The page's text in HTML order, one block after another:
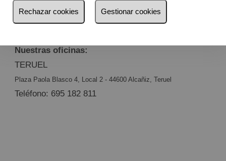
inmueble, rellene el siguiente formulario y nos
pondremos en contacto con usted con la mayor
brevedad posible.
Nuestras oficinas:
TERUEL
Plaza Paola Blasco 4, Local 2 - 44600 Alcañiz, Teruel
Teléfono: 695 182 811
Rechazar cookies Gestionar cookies